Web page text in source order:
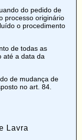
do pedido de
processo originário
o procedimento
de todas as
até a data da
de mudança de
no art. 84.
Lavra